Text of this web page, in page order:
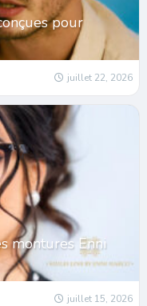
pour
juillet 22, 2026
montures Enni
juillet 15, 2026